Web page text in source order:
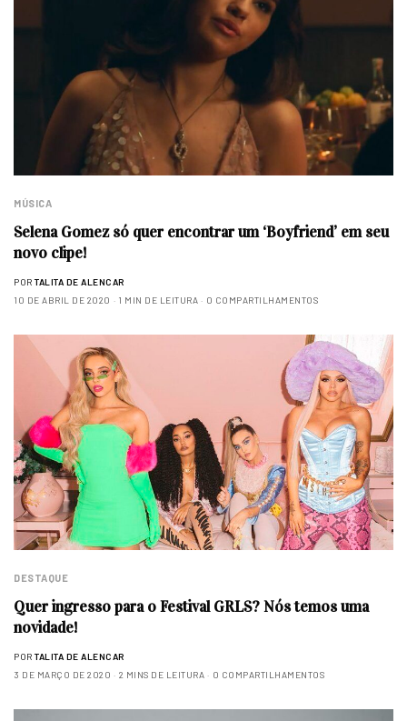
MÚSICA
Selena Gomez só quer encontrar um ‘Boyfriend’ em seu
novo clipe!
POR TALITA DE ALENCAR
10 DE ABRIL DE 2020
1 MIN DE LEITURA 0 COMPARTILHAMENTOS
DESTAQUE
Quer ingresso para o Festival GRLS? Nós temos uma
novidade!
POR TALITA DE ALENCAR
3 DE MARÇO DE 2020
2 MINS DE LEITURA 0 COMPARTILHAMENTOS